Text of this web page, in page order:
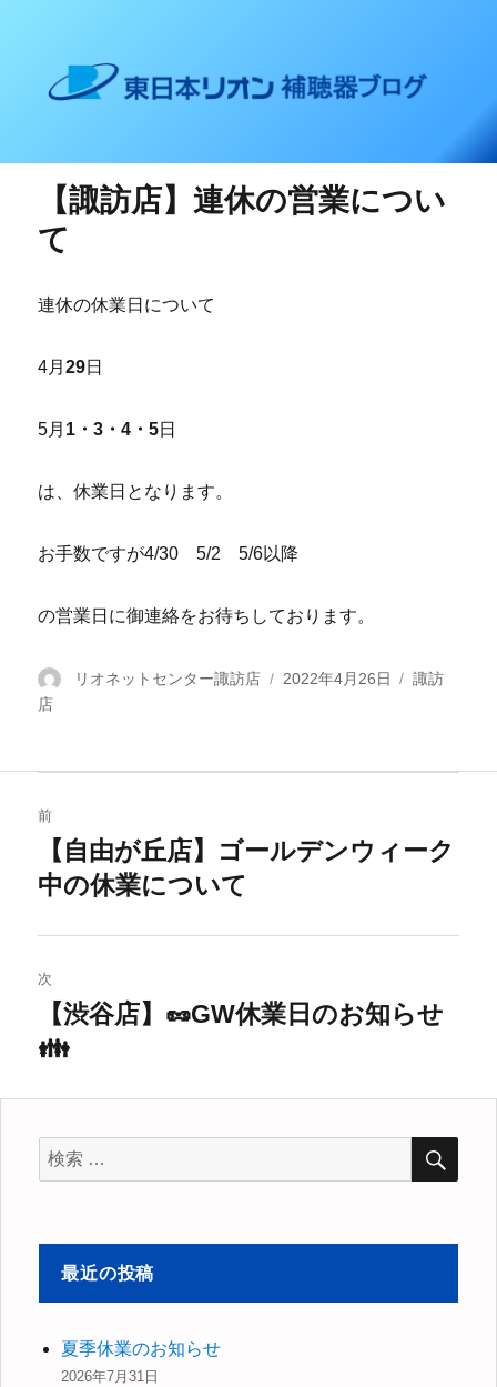
東日本リオン 補聴器ブログ
【諏訪店】連休の営業につい
て
連休の休業日について
4月29日
5月 1・3・4・5日
は、休業日となります。
お手数ですが4/30 5/2 5/6以降
の営業日に御連絡をお待ちしております。
投
リオネットセンター諏訪店
投
2022年4月26日
カ
諏訪
店
稿
ナ
ビ
ゲ
ー
ン
前
去
稿:
【自由が丘店】ゴールデンウィーク
中の休業について
次
の
【渋谷店】🥜GW休業日のお知らせ
👪
検
索
象:
最近の投稿
夏季休業のお知らせ
2026年7月31日